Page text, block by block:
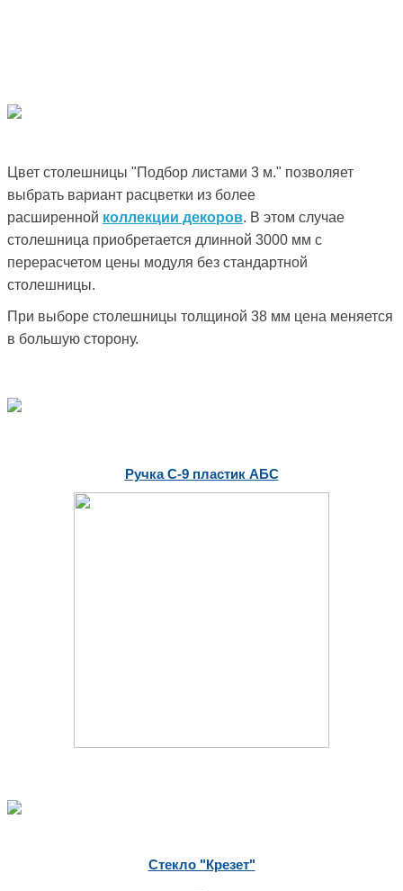
Цвет столешницы "Подбор листами 3 м." позволяет
выбрать вариант расцветки из более
расширенной коллекции декоров. В этом случае
столешница приобретается длинной 3000 мм с
перерасчетом цены модуля без стандартной
столешницы.
При выборе столешницы толщиной 38 мм цена меняется
в большую сторону.
Ручка С-9 пластик АБС
Стекло "Крезет"